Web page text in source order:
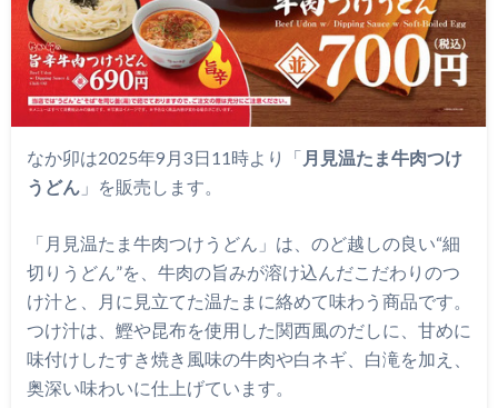
なか卯は2025年9月3日11時より「 月見温たま牛肉つけ
うどん」を販売します。
「月見温たま牛肉つけうどん」は、のど越しの良い“細
切りうどん”を、牛肉の旨みが溶け込んだこだわりのつ
け汁と、月に見立てた温たまに絡めて味わう商品です。
つけ汁は、鰹や昆布を使用した関西風のだしに、甘めに
味付けしたすき焼き風味の牛肉や白ネギ、白滝を加え、
奥深い味わいに仕上げています。